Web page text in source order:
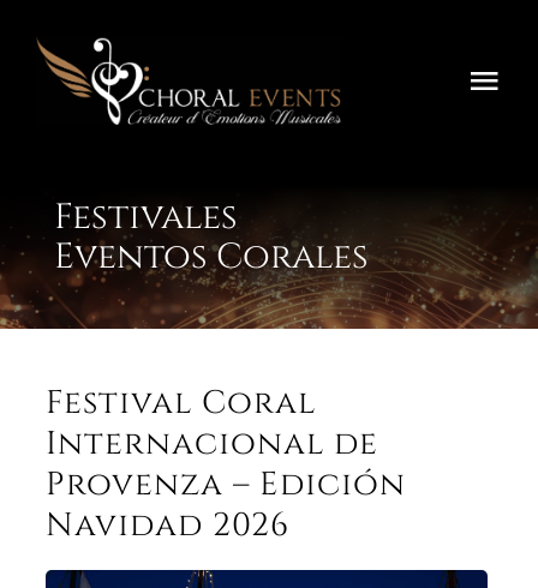
contenido
Festivals
Concours
Contáctenos
Festivales
Eventos Corales
Festival Coral
Internacional de
Provenza – Edición
Navidad 2026